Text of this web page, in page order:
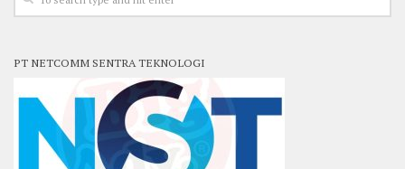
PT NETCOMM SENTRA TEKNOLOGI